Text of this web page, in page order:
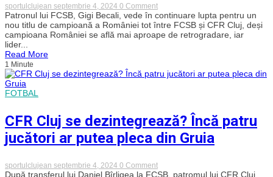
sportulclujean septembrie 4, 2024 0 Commenton
Să
râdem
cu
Gigi
află
patronul
FCSB
visează
la
titlu
Patronul lui FCSB, Gigi Becali, vede în continuare lupta pentru un
nou titlu de campioană a României tot între FCSB și CFR Cluj, deși
campioana României se află mai aproape de retrogradare, iar
lider...
Read More
1 Minute
FOTBAL
CFR Cluj se dezintegrează? Încă patru
jucători ar putea pleca din Gruia
sportulclujean septembrie 4, 2024 0 Commenton
CFR
După transferul lui Daniel Bîrligea la FCSB, patromul lui CFR Cluj